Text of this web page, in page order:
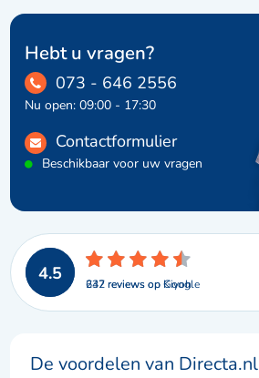
Hebt u vragen?
073 - 646 2556
Nu open: 09:00 - 17:30
Contactformulier
Beschikbaar voor uw vragen
4.5
242 reviews op Google
De voordelen van Directa.nl